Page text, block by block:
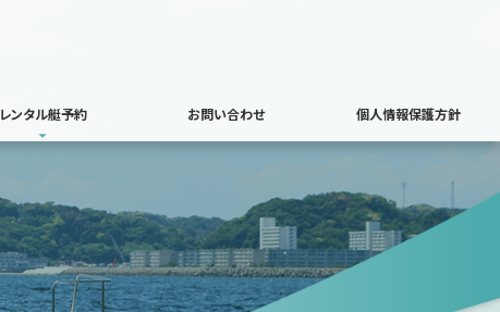
レンタル艇予約 お問い合わせ 個人情報保護方針